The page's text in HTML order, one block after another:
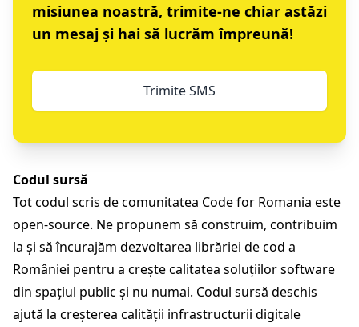
misiunea noastră, trimite-ne chiar astăzi
un mesaj și hai să lucrăm împreună!
Trimite SMS
Codul sursă
Tot codul scris de comunitatea Code for Romania este
open-source. Ne propunem să construim, contribuim
la și să încurajăm dezvoltarea librăriei de cod a
României pentru a crește calitatea soluțiilor software
din spațiul public și nu numai. Codul sursă deschis
ajută la creșterea calității infrastructurii digitale